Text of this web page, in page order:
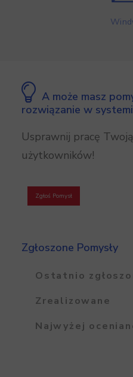
A może masz
rozwiązanie w
Usprawnij pracę
użytkowników!
Zgłoś Pomysł
Zgłoszone Pomysły
Ostatnio
Zrealizowane
Najwyżej